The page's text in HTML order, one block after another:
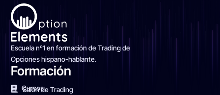
Escuela nº1 en formación de Trading de
Opciones hispano-hablante.
Formación
Cursos
Salón de Trading